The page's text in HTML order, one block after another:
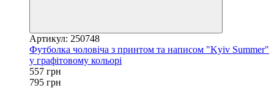
Артикул: 250748
Футболка чоловіча з принтом та написом "Kyiv Summer"
у графітовому кольорі
557 грн
795 грн